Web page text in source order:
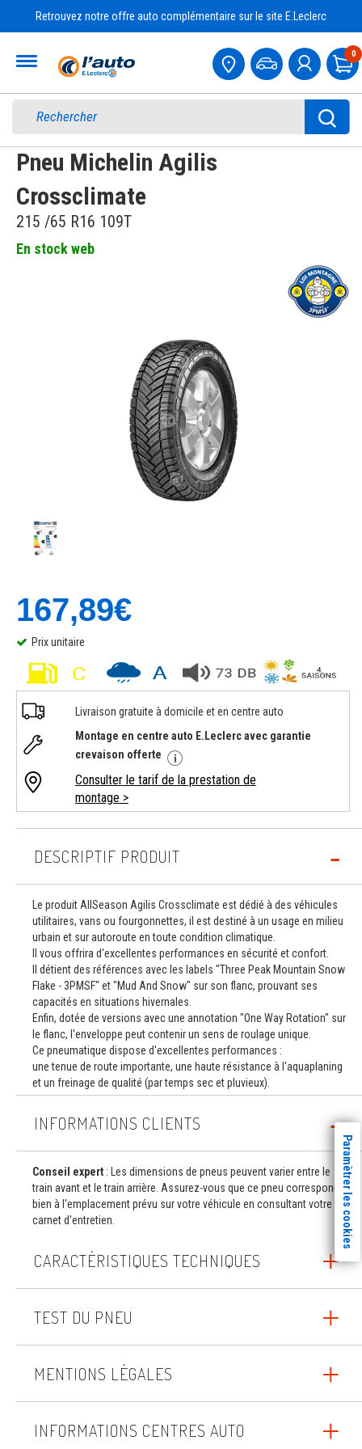
Retrouvez notre offre auto complémentaire sur le site E.Leclerc
0
Pneu Michelin Agilis
Crossclimate
215 /65 R16 109T
En stock web
167,89€
Prix unitaire
Livraison gratuite à domicile et en centre auto
Montage en centre auto E.Leclerc avec garantie
crevaison offerte
Consulter le tarif de la prestation de
montage >
DESCRIPTIF PRODUIT
Le produit AllSeason Agilis Crossclimate est dédié à des véhicules
utilitaires, vans ou fourgonnettes, il est destiné à un usage en milieu
urbain et sur autoroute en toute condition climatique.
Il vous offrira d'excellentes performances en sécurité et confort.
Il détient des références avec les labels "Three Peak Mountain Snow
Flake - 3PMSF" et "Mud And Snow" sur son flanc, prouvant ses
capacités en situations hivernales.
Enfin, dotée de versions avec une annotation "One Way Rotation" sur
le flanc, l'enveloppe peut contenir un sens de roulage unique.
Ce pneumatique dispose d'excellentes performances :
une tenue de route importante, une haute résistance à l'aquaplaning
et un freinage de qualité (par temps sec et pluvieux).
INFORMATIONS CLIENTS
Conseil expert : Les dimensions de pneus peuvent varier entre le
train avant et le train arrière. Assurez-vous que ce pneu correspond
bien à l'emplacement prévu sur votre véhicule en consultant votre
carnet d'entretien.
CARACTÉRISTIQUES TECHNIQUES
TEST DU PNEU
MENTIONS LÉGALES
INFORMATIONS CENTRES AUTO
Paramètrer les cookies